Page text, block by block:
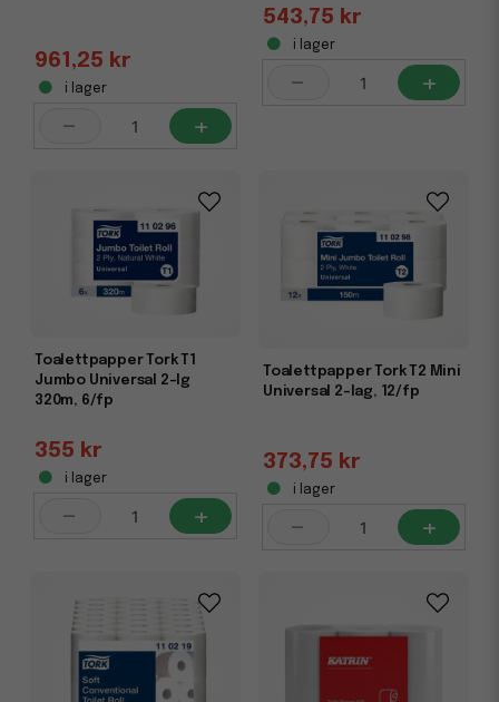
961,25 kr
i lager
- +
543,75 kr
i lager
- +
Toalettpapper Tork T1
Jumbo Universal 2-lg
320m, 6/fp
355 kr
i lager
- +
Toalettpapper Tork T2 Mini
Universal 2-lag, 12/fp
373,75 kr
i lager
- +